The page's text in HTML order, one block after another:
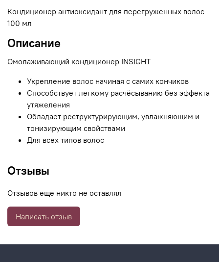
Кондиционер антиоксидант для перегруженных волос
100 мл
Описание
Омолаживающий кондиционер INSIGHT
Укрепление волос начиная с самих кончиков
Способствует легкому расчёсыванию без эффекта
утяжеления
Обладает реструктурирующим, увлажняющим и
тонизирующим свойствами
Для всех типов волос
Отзывы
Отзывов еще никто не оставлял
Написать отзыв